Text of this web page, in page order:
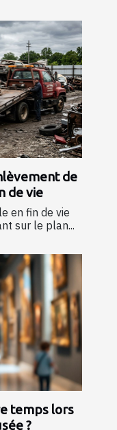
de
de vie
en fin de vie
sur le plan...
temps lors
?